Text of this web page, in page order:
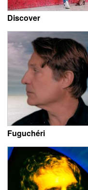
Discover
Fuguchéri